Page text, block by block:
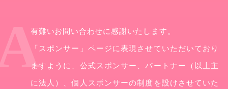
有難いお問い合わせに感謝いたします。
「スポンサー」ページに表現させていただいており
ますように、公式スポンサー、パートナー（以上主
に法人）、個人スポンサーの制度を設けさせていた